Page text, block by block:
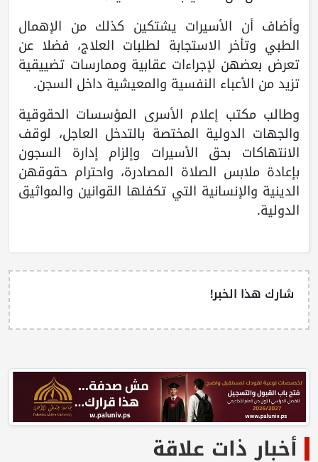
وأضاف أن الأسيرات يشتكين كذلك من الإهمال
الطبي وتأخر الاستجابة لطلبات العلاج، فضلا عن
تعرض بعضهن لإجراءات عقابية وممارسات تضييقية
تزيد من الأعباء النفسية والمعيشية داخل السجن.
وطالب مكتب إعلام الأسرى المؤسسات الحقوقية
والجهات الدولية المختصة بالتدخل العاجل، لوقف
الانتهاكات بحق الأسيرات وإلزام إدارة السجون
بإعادة ملابس الصلاة المصادرة، واحترام حقوقهن
الدينية والإنسانية التي تكفلها القوانين والمواثيق
الدولية.
شارك هذا الخبر!
أخبار ذات علاقة